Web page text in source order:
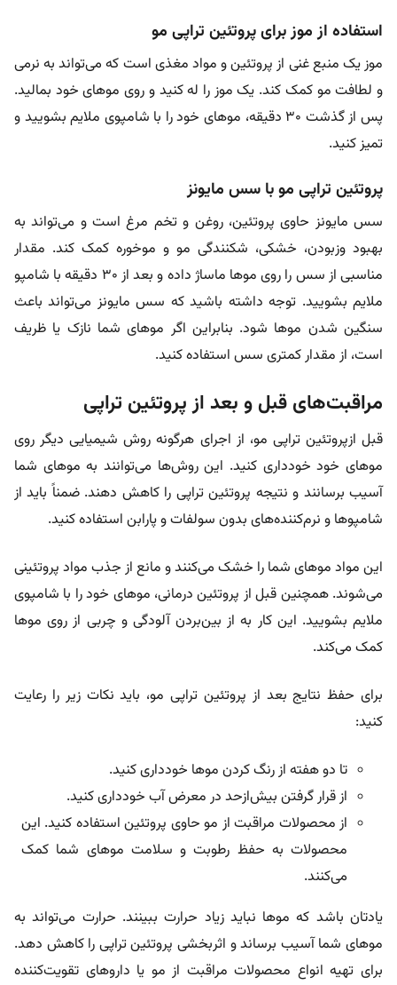
استفاده از موز برای پروتئین تراپی مو
موز یک منبع غنی از پروتئین و مواد مغذی است که می‌تواند به نرمی
و لطافت مو کمک کند. یک موز را له کنید و روی موهای خود بمالید.
پس از گذشت ۳۰ دقیقه، موهای خود را با شامپوی ملایم بشویید و
تمیز کنید.
پروتئین تراپی مو با سس مایونز
سس مایونز حاوی پروتئین، روغن و تخم مرغ است و می‌تواند به
بهبود وزبودن، خشکی، شکنندگی مو و موخوره کمک کند. مقدار
مناسبی از سس را روی موها ماساژ داده و بعد از ۳۰ دقیقه با شامپو
ملایم بشویید. توجه داشته باشید که سس مایونز می‌تواند باعث
سنگین شدن موها شود. بنابراین اگر موهای شما نازک یا ظریف
است، از مقدار کمتری سس استفاده کنید.
مراقبت‌های قبل و بعد از پروتئین تراپی
قبل ازپروتئین تراپی مو، از اجرای هرگونه روش شیمیایی دیگر روی
موهای خود خودداری کنید. این روش‌ها می‌توانند به موهای شما
آسیب برسانند و نتیجه پروتئین تراپی را کاهش دهند. ضمناً باید از
شامپوها و نرم‌کننده‌های بدون سولفات و پارابن استفاده کنید.
این مواد موهای شما را خشک می‌کنند و مانع از جذب مواد پروتئینی
می‌شوند. همچنین قبل از پروتئین درمانی، موهای خود را با شامپوی
ملایم بشویید. این کار به از بین‌بردن آلودگی و چربی از روی موها
کمک می‌کند.
برای حفظ نتایج بعد از پروتئین تراپی مو، باید نکات زیر را رعایت
کنید:
تا دو هفته از رنگ کردن موها خودداری کنید.
از قرار گرفتن بیش‌ازحد در معرض آب خودداری کنید.
از محصولات مراقبت از مو حاوی پروتئین استفاده کنید. این
محصولات به حفظ رطوبت و سلامت موهای شما کمک
می‌کنند.
یادتان باشد که موها نباید زیاد حرارت ببینند. حرارت می‌تواند به
موهای شما آسیب برساند و اثربخشی پروتئین تراپی را کاهش دهد.
برای تهیه انواع محصولات مراقبت از مو یا داروهای تقویت‌کننده